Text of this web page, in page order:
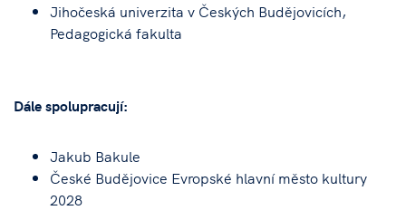
Jihočeská univerzita v Českých Budějovicích,
Pedagogická fakulta
Dále spolupracují:
Jakub Bakule
České Budějovice Evropské hlavní město kultury
2028